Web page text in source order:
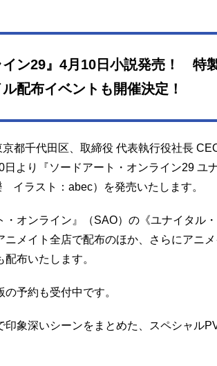
イン29』4月10日小説発売！ 特
配布イベントも開催決定！
都千代田区、取締役 代表執行役社長
より『ソードアート・オンライン29 ユ
イラスト：abec）を発売いたします。
オンライン』（SAO）の《ユナイタル
メイト全店で配布のほか、さらにアニ
布いたします。
予約も受付中です。
象深いシーンをまとめた、スペシャル
radio 大直会 2nd season